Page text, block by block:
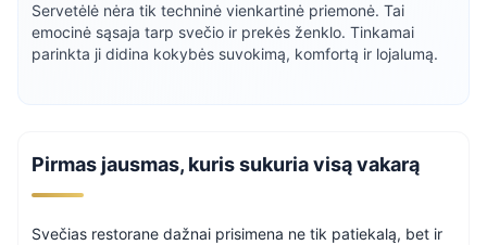
Servetėlė nėra tik techninė vienkartinė priemonė. Tai
emocinė sąsaja tarp svečio ir prekės ženklo. Tinkamai
parinkta ji didina kokybės suvokimą, komfortą ir lojalumą.
Pirmas jausmas, kuris sukuria visą vakarą
Svečias restorane dažnai prisimena ne tik patiekalą, bet ir